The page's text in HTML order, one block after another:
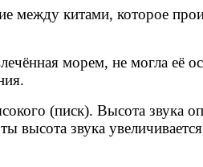
китами, которое
морем, не могла её
(писк). Высота звука
высота звука